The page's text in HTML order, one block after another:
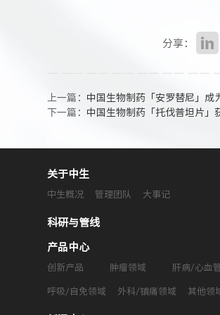
分享：
上一篇： 中国生物制药「安罗替尼」成为中国首个在国外开展实体瘤患者Ⅲ期临床试
下一篇： 中国生物制药「托伐普坦片」获药
关于中生
中生概况 管理团队 大事记
科研与管线
产品中心
创新产品 肿瘤领域 肝病/心血
呼吸/自免领域 外科/镇痛领域 其他领